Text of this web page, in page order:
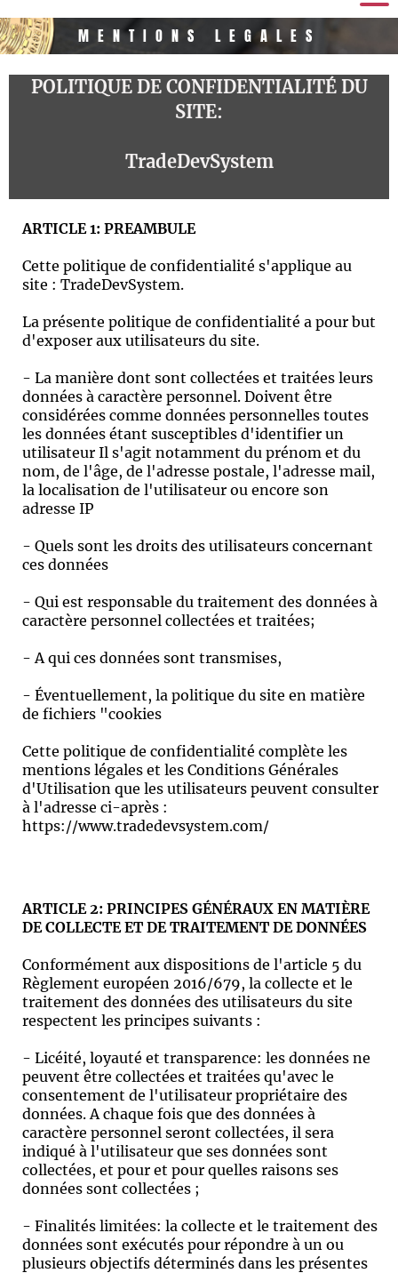
MENTIONS LEGALES
POLITIQUE DE CONFIDENTIALITÉ DU
SITE:
TradeDevSystem
ARTICLE 1: PREAMBULE
Cette politique de confidentialité s'applique au
site : TradeDevSystem.
La présente politique de confidentialité a pour but
d'exposer aux utilisateurs du site.
- La manière dont sont collectées et traitées leurs
données à caractère personnel. Doivent être
considérées comme données personnelles toutes
les données étant susceptibles d'identifier un
utilisateur Il s'agit notamment du prénom et du
nom, de l'âge, de l'adresse postale, l'adresse mail,
la localisation de l'utilisateur ou encore son
adresse IP
- Quels sont les droits des utilisateurs concernant
ces données
- Qui est responsable du traitement des données à
caractère personnel collectées et traitées;
- A qui ces données sont transmises,
- Éventuellement, la politique du site en matière
de fichiers "cookies
Cette politique de confidentialité complète les
mentions légales et les Conditions Générales
d'Utilisation que les utilisateurs peuvent consulter
à l'adresse ci-après :
https://www.tradedevsystem.com/
ARTICLE 2: PRINCIPES GÉNÉRAUX EN MATIÈRE
DE COLLECTE ET DE TRAITEMENT DE DONNÉES
Conformément aux dispositions de l'article 5 du
Règlement européen 2016/679, la collecte et le
traitement des données des utilisateurs du site
respectent les principes suivants :
- Licéité, loyauté et transparence: les données ne
peuvent être collectées et traitées qu'avec le
consentement de l'utilisateur propriétaire des
données. A chaque fois que des données à
caractère personnel seront collectées, il sera
indiqué à l'utilisateur que ses données sont
collectées, et pour et pour quelles raisons ses
données sont collectées ;
- Finalités limitées: la collecte et le traitement des
données sont exécutés pour répondre à un ou
plusieurs objectifs déterminés dans les présentes